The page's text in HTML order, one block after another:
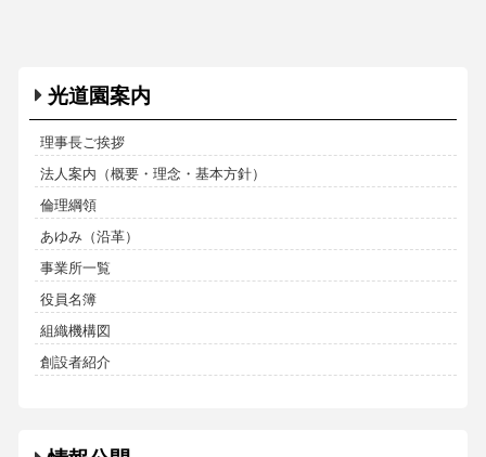
光道園案内
理事長ご挨拶
法人案内（概要・理念・基本方針）
倫理綱領
あゆみ（沿革）
事業所一覧
役員名簿
組織機構図
創設者紹介